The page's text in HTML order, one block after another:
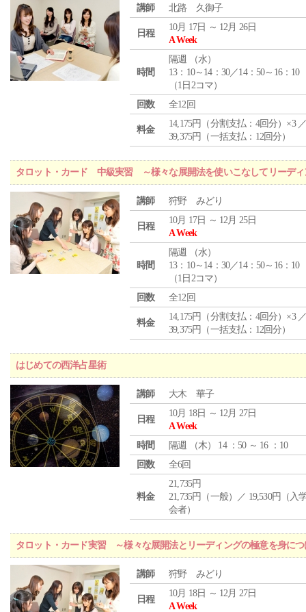
講師 北路 久御子
日程
10月 17日 ～ 12月 26日
A Week
時間
隔週 （水）
13：10～14：30／14：50～16：10
（1日2コマ）
回数
全12回
料金
14,175円（分割支払：4回分）×3
39,375円（一括支払：12回分）
タロット・カード 中級実習 ～様々な展開法を使いこなしてリーディ
講師 狩野 みどり
日程
10月 17日 ～ 12月 25日
A Week
時間
隔週 （水）
13：10～14：30／14：50～16：10
（1日2コマ）
回数
全12回
料金
14,175円（分割支払：4回分）×3
39,375円（一括支払：12回分）
はじめての西洋占星術
講師 大木 華子
日程
10月 18日 ～ 12月 27日
A Week
時間
隔週 （木） 14 ：50 ～ 16 ：10
回数
全6回
料金
21,735円
21,735円（一般）／ 19,530円（入
会者）
タロット・カード実習 ～様々な展開法とリーディングの極意を身につ
講師 狩野 みどり
日程
10月 18日 ～ 12月 27日
A Week